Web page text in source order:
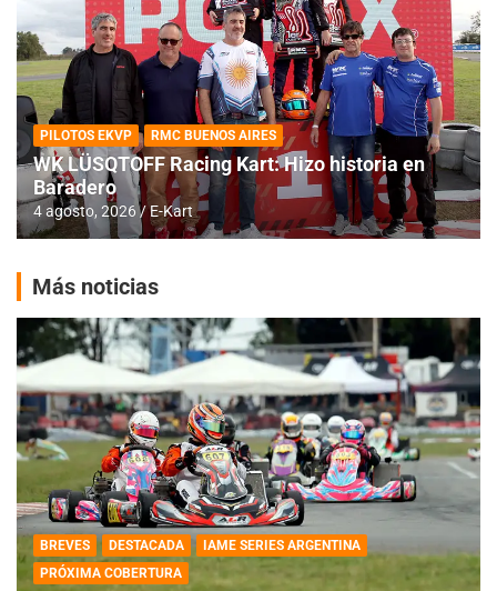
PILOTOS EKVP RMC BUENOS AIRES
WK LÜSQTOFF Racing Kart: Hizo historia en
Baradero
4 agosto, 2026 E-Kart
Más noticias
BREVES DESTACADA
IAME SERIES ARGENTINA
PRÓXIMA COBERTURA